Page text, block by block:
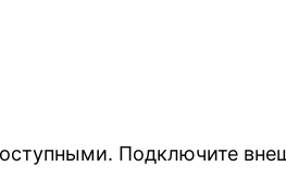
Подключите